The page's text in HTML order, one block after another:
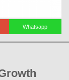
Whatsapp